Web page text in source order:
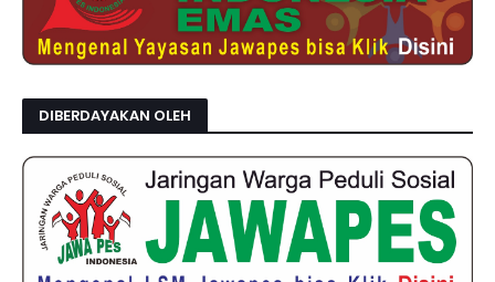
DIBERDAYAKAN OLEH